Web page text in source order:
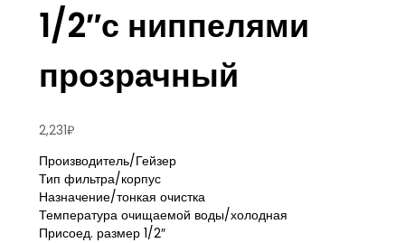
1/2″с ниппелями
прозрачный
2,231₽
Производитель/Гейзер
Тип фильтра/корпус
Назначение/тонкая очистка
Температура очищаемой воды/холодная
Присоед. размер 1/2″